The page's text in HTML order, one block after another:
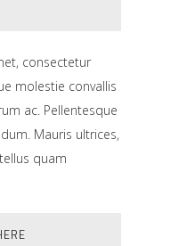
consectetur
molestie convallis
ac. Pellentesque
Mauris ultrices,
quam